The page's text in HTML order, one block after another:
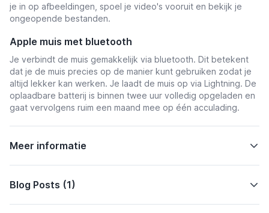
je in op afbeeldingen, spoel je video's vooruit en bekijk je
ongeopende bestanden.
Apple muis met bluetooth
Je verbindt de muis gemakkelijk via bluetooth. Dit betekent
dat je de muis precies op de manier kunt gebruiken zodat je
altijd lekker kan werken. Je laadt de muis op via Lightning. De
oplaadbare batterij is binnen twee uur volledig opgeladen en
gaat vervolgens ruim een maand mee op één acculading.
Meer informatie
Blog Posts (1)